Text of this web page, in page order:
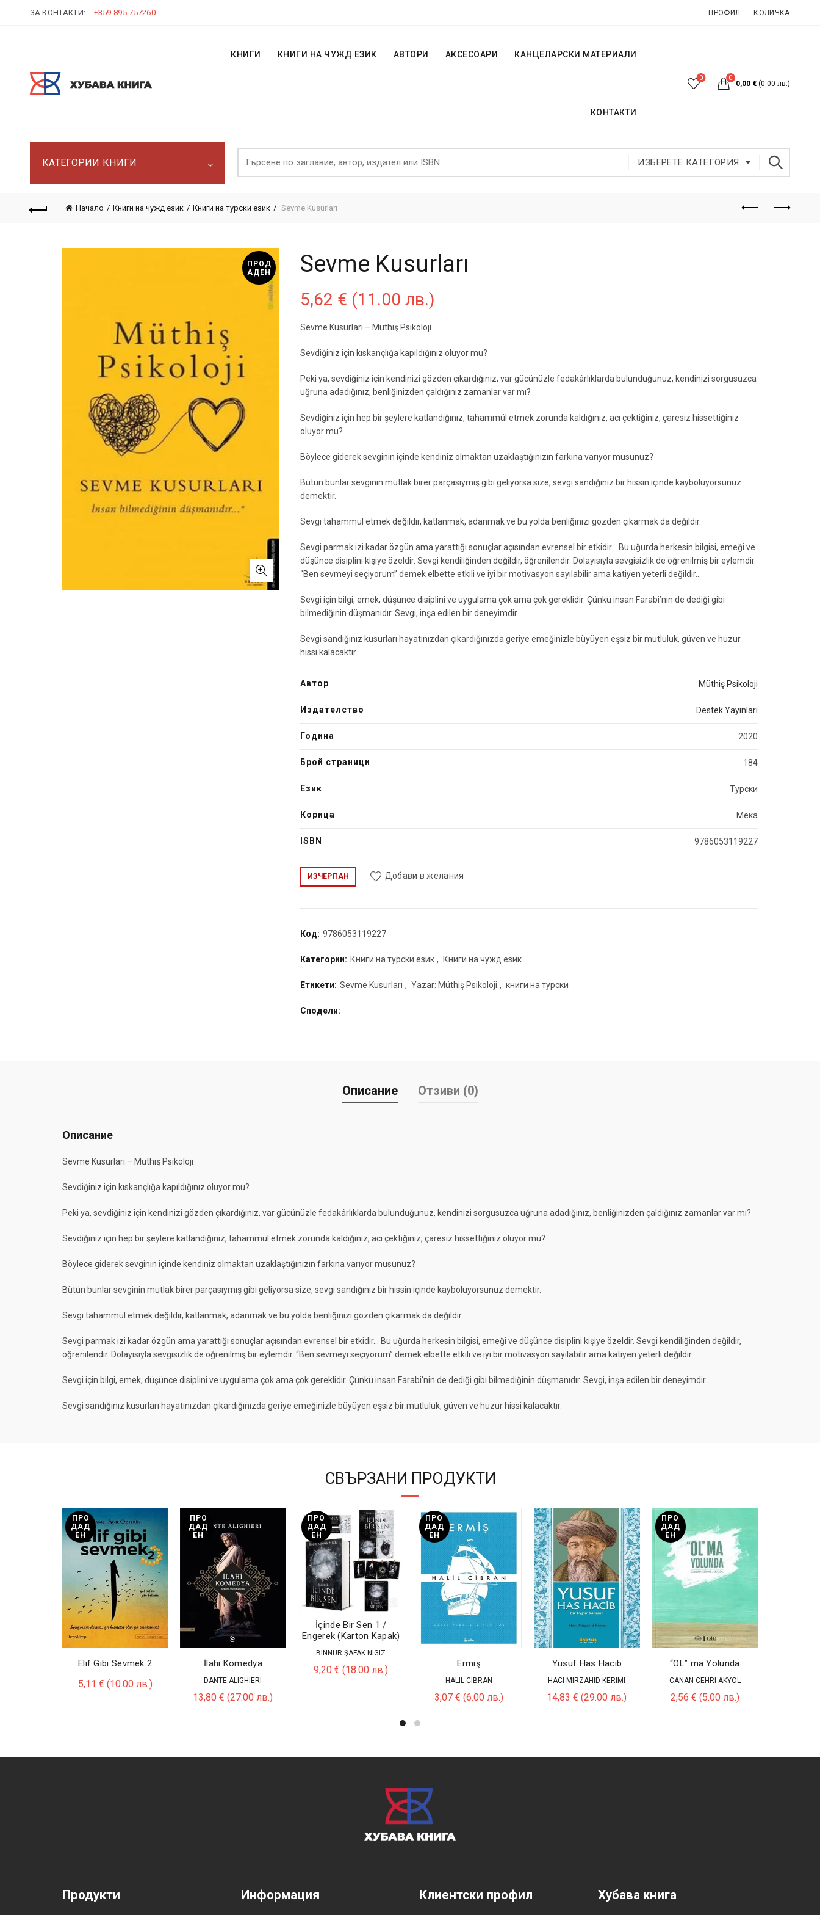
ЗА КОНТАКТИ: +359 895 757260 ПРОФИЛ КОЛИЧКА
КНИГИ КНИГИ НА ЧУЖД ЕЗИК АВТОРИ АКСЕСОАРИ КАНЦЕЛАРСКИ МАТЕРИАЛИ
КОНТАКТИ
0 0
0,00 € (0.00 лв.)
КАТЕГОРИИ КНИГИ ИЗБЕРЕТЕ КАТЕГОРИЯ
Начало Книги на чужд език Книги на турски език Sevme Kusurları
ПРОД
АДЕН
Sevme Kusurları
5,62 € (11.00 лв.)
Sevme Kusurları – Müthiş Psikoloji
Sevdiğiniz için kıskançlığa kapıldığınız oluyor mu?
Peki ya, sevdiğiniz için kendinizi gözden çıkardığınız, var gücünüzle fedakârlıklarda bulunduğunuz, kendinizi sorgusuzca
uğruna adadığınız, benliğinizden çaldığınız zamanlar var mı?
Sevdiğiniz için hep bir şeylere katlandığınız, tahammül etmek zorunda kaldığınız, acı çektiğiniz, çaresiz hissettiğiniz
oluyor mu?
Böylece giderek sevginin içinde kendiniz olmaktan uzaklaştığınızın farkına varıyor musunuz?
Bütün bunlar sevginin mutlak birer parçasıymış gibi geliyorsa size, sevgi sandığınız bir hissin içinde kayboluyorsunuz
demektir.
Sevgi tahammül etmek değildir, katlanmak, adanmak ve bu yolda benliğinizi gözden çıkarmak da değildir.
Sevgi parmak izi kadar özgün ama yarattığı sonuçlar açısından evrensel bir etkidir… Bu uğurda herkesin bilgisi, emeği ve
düşünce disiplini kişiye özeldir. Sevgi kendiliğinden değildir, öğrenilendir. Dolayısıyla sevgisizlik de öğrenilmiş bir eylemdir.
“Ben sevmeyi seçiyorum” demek elbette etkili ve iyi bir motivasyon sayılabilir ama katiyen yeterli değildir…
Sevgi için bilgi, emek, düşünce disiplini ve uygulama çok ama çok gereklidir. Çünkü insan Farabi’nin de dediği gibi
bilmediğinin düşmanıdır. Sevgi, inşa edilen bir deneyimdir…
Sevgi sandığınız kusurları hayatınızdan çıkardığınızda geriye emeğinizle büyüyen eşsiz bir mutluluk, güven ve huzur
hissi kalacaktır.
Автор Müthiş Psikoloji
Издателство Destek Yayınları
Година 2020
Брой страници 184
Език Турски
Корица Мека
ISBN 9786053119227
ИЗЧЕРПАН Добави в желания
Код: 9786053119227
Категории: Книги на турски език , Книги на чужд език
Етикети: Sevme Kusurları , Yazar: Müthiş Psikoloji , книги на турски
Сподели
Описание Отзиви (0)
Описание
Sevme Kusurları – Müthiş Psikoloji
Sevdiğiniz için kıskançlığa kapıldığınız oluyor mu?
Peki ya, sevdiğiniz için kendinizi gözden çıkardığınız, var gücünüzle fedakârlıklarda bulunduğunuz, kendinizi sorgusuzca uğruna adadığınız, benliğinizden çaldığınız zamanlar var mı?
Sevdiğiniz için hep bir şeylere katlandığınız, tahammül etmek zorunda kaldığınız, acı çektiğiniz, çaresiz hissettiğiniz oluyor mu?
Böylece giderek sevginin içinde kendiniz olmaktan uzaklaştığınızın farkına varıyor musunuz?
Bütün bunlar sevginin mutlak birer parçasıymış gibi geliyorsa size, sevgi sandığınız bir hissin içinde kayboluyorsunuz demektir.
Sevgi tahammül etmek değildir, katlanmak, adanmak ve bu yolda benliğinizi gözden çıkarmak da değildir.
Sevgi parmak izi kadar özgün ama yarattığı sonuçlar açısından evrensel bir etkidir… Bu uğurda herkesin bilgisi, emeği ve düşünce disiplini kişiye özeldir. Sevgi kendiliğinden değildir,
öğrenilendir. Dolayısıyla sevgisizlik de öğrenilmiş bir eylemdir. “Ben sevmeyi seçiyorum” demek elbette etkili ve iyi bir motivasyon sayılabilir ama katiyen yeterli değildir…
Sevgi için bilgi, emek, düşünce disiplini ve uygulama çok ama çok gereklidir. Çünkü insan Farabi’nin de dediği gibi bilmediğinin düşmanıdır. Sevgi, inşa edilen bir deneyimdir…
Sevgi sandığınız kusurları hayatınızdan çıkardığınızda geriye emeğinizle büyüyen eşsiz bir mutluluk, güven ve huzur hissi kalacaktır.
СВЪРЗАНИ ПРОДУКТИ
ПРО
ДАД
ЕН
Elif Gibi Sevmek 2
5,11 € (10.00 лв.)
ПРО
ДАД
ЕН
İlahi Komedya
DANTE ALIGHIERI
13,80€ (27.00 лв.)
ПРО
ДАД
ЕН
İçinde Bir Sen 1 /
Engerek (Karton Kapak)
BINNUR ŞAFAK NIGIZ
9,20€ (18.00 лв.)
ПРО
ДАД
ЕН
Ermiş
HALIL CIBRAN
3,07€ (6.00 лв.)
Yusuf Has Hacib
HACI MIRZAHID KERIMI
14,83€ (29.00 лв.)
ПРО
ДАД
ЕН
“OL” ma Yolunda
CANAN CEHRI AKYOL
2,56 € (5.00 лв.)
Продукти Информация Клиентски профил Хубава книга